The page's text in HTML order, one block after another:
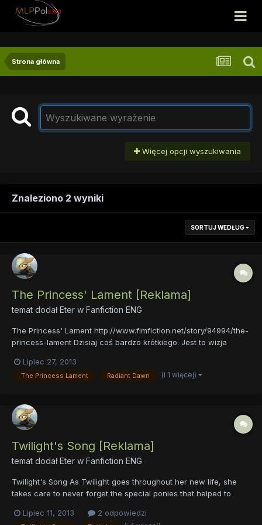
Strona główna
Więcej opcji wyszukiwania
Znaleziono 2 wyniki
SORTUJ WEDŁUG
The Princess' Lament [Reklama]
temat dodałEter w Fanfiction ENG
The Princess' Lament http://www.fimfiction.net/story/94994/the-
princess-lament Dzisiaj coś bardzo krótkiego. Jest to wizja
słów. - Prosty Angielski. - Piękne uzupełnienie wstępu do
pierwszego sezonu naszej ukochanej kreskówki...
Lipiec 27, 2013
The Princess Lament Radiant Dawn (i 1 więcej)
Twilight's Song [Reklama]
temat dodałEter w Fanfiction ENG
Twilight's Song As Twilight goes throughout her new life, she
takes care to never forget the special ponies that helped to
remembrance. One pony in particular, however, stands out
Lipiec 11, 2013 2 odpowiedzi